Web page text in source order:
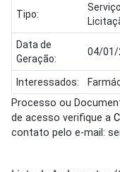
Tipo:
Data de
Geração:
04/01/
Interessados:
Processo ou
de acesso verifique a
contato pelo e-mail: